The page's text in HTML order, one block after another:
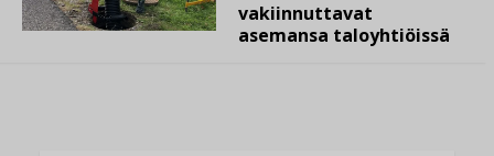
vakiinnuttavat
asemansa taloyhtiöissä